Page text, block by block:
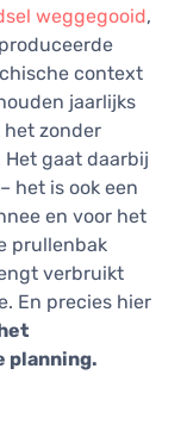
weggegooid,
context
jaarlijks
zonder
gaat daarbij
het is ook een
en voor het
prullenbak
verbruikt
En precies hier
planning.